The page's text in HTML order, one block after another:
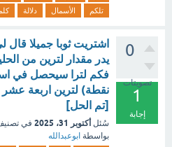
تلكم
الأسمال دلالة
0
تصويتات
1
إجابة
اشتريت ثوبا جميلا قال
يدر مقدار لترين من
نقطة) لترين اربعة عشر
[تم الحل]
سُئل أكتوبر 31، 2025 في
بواسطة ابوعبدالله